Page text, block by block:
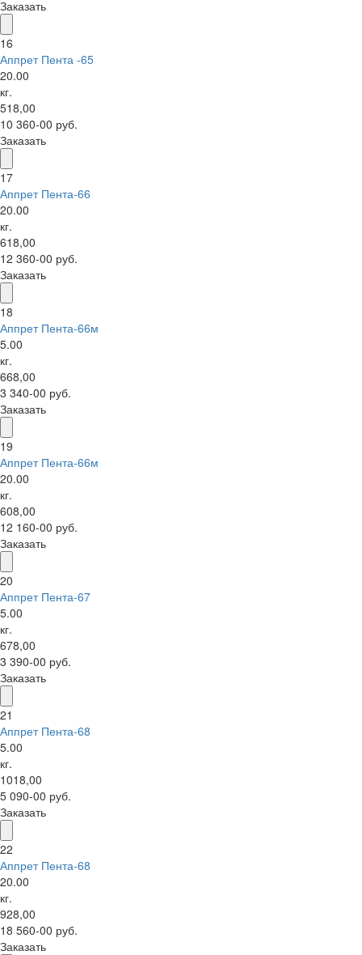
Заказать
16
Аппрет Пента -65
20.00
кг.
518,00
10 360-00 руб.
Заказать
17
Аппрет Пента-66
20.00
кг.
618,00
12 360-00 руб.
Заказать
18
Аппрет Пента-66м
5.00
кг.
668,00
3 340-00 руб.
Заказать
19
Аппрет Пента-66м
20.00
кг.
608,00
12 160-00 руб.
Заказать
20
Аппрет Пента-67
5.00
кг.
678,00
3 390-00 руб.
Заказать
21
Аппрет Пента-68
5.00
кг.
1018,00
5 090-00 руб.
Заказать
22
Аппрет Пента-68
20.00
кг.
928,00
18 560-00 руб.
Заказать